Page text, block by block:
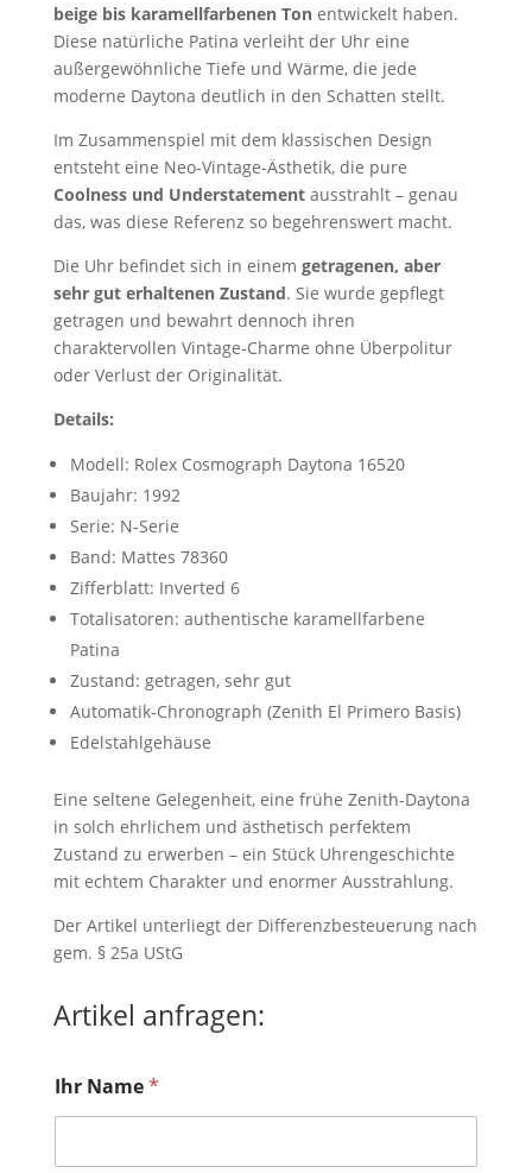
beige bis karamellfarbenen Tonentwickelt haben.
Diese natürliche Patina verleiht der Uhr eine
außergewöhnliche Tiefe und Wärme, die jede
moderne Daytona deutlich in den Schatten stellt.
Im Zusammenspiel mit dem klassischen Design
entsteht eine Neo-Vintage-Ästhetik, die pure
Coolness und Understatementausstrahlt – genau
das, was diese Referenz so begehrenswert macht.
Die Uhr befindet sich in einem getragenen, aber
sehr gut erhaltenen Zustand. Sie wurde gepflegt
getragen und bewahrt dennoch ihren
charaktervollen Vintage-Charme ohne Überpolitur
oder Verlust der Originalität.
Details:
Modell: Rolex Cosmograph Daytona 16520
Baujahr: 1992
Serie: N-Serie
Band: Mattes 78360
Zifferblatt: Inverted 6
Totalisatoren: authentische karamellfarbene
Patina
Zustand: getragen, sehr gut
Automatik-Chronograph (Zenith El Primero Basis)
Edelstahlgehäuse
Eine seltene Gelegenheit, eine frühe Zenith-Daytona
in solch ehrlichem und ästhetisch perfektem
Zustand zu erwerben – ein Stück Uhrengeschichte
mit echtem Charakter und enormer Ausstrahlung.
Der Artikel unterliegt der Differenzbesteuerung nach
gem. § 25a UStG
Artikel anfragen:
N
a
e
Ihr Name*